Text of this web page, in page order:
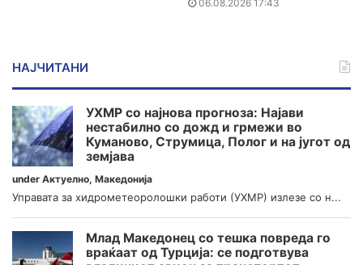
06.08.2026 17:43
НАЈЧИТАНИ
УХМР со најнова прогноза: Најави
нестабилно со дожд и грмежи во
Куманово, Струмица, Полог и на југот од
земјава
under Актуелно, Македонија
Управата за хидрометеоролошки работи (УХМР) излезе со н...
Млад Македонец со тешка повреда го
враќаат од Турција: се подготвува